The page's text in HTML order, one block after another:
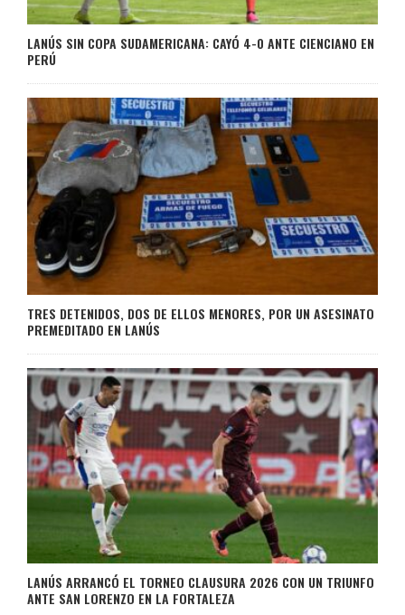
LANÚS SIN COPA SUDAMERICANA: CAYÓ 4-0 ANTE CIENCIANO EN
PERÚ
TRES DETENIDOS, DOS DE ELLOS MENORES, POR UN ASESINATO
PREMEDITADO EN LANÚS
LANÚS ARRANCÓ EL TORNEO CLAUSURA 2026 CON UN TRIUNFO
ANTE SAN LORENZO EN LA FORTALEZA